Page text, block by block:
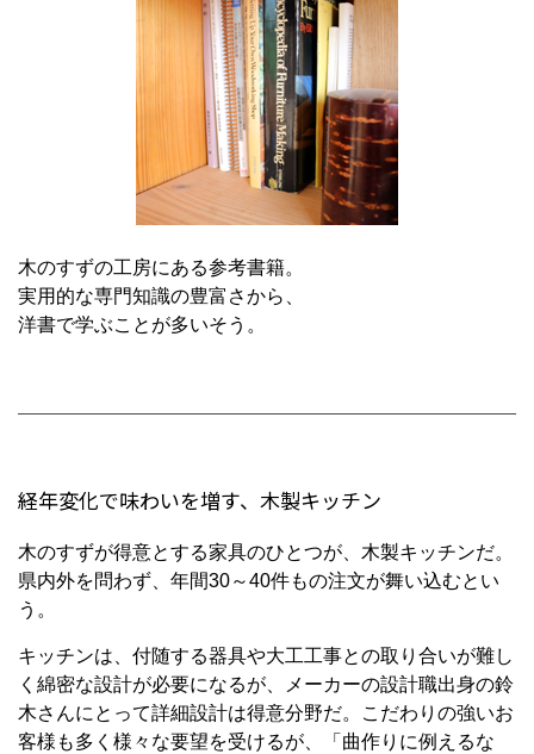
木のすずの工房にある参考書籍。
実用的な専門知識の豊富さから、
洋書で学ぶことが多いそう。
経年変化で味わいを増す、木製キッチン
木のすずが得意とする家具のひとつが、木製キッチンだ。
県内外を問わず、年間30～40件もの注文が舞い込むとい
う。
キッチンは、付随する器具や大工工事との取り合いが難し
く綿密な設計が必要になるが、メーカーの設計職出身の鈴
木さんにとって詳細設計は得意分野だ。こだわりの強いお
客様も多く様々な要望を受けるが、「曲作りに例えるな